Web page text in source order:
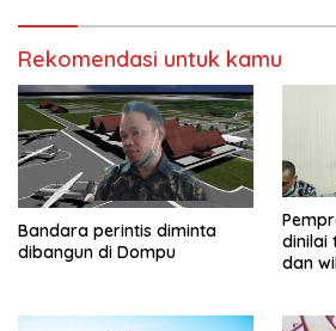
Rekomendasi untuk kamu
Bandara perintis diminta
dibangun di Dompu
dinilai
dan